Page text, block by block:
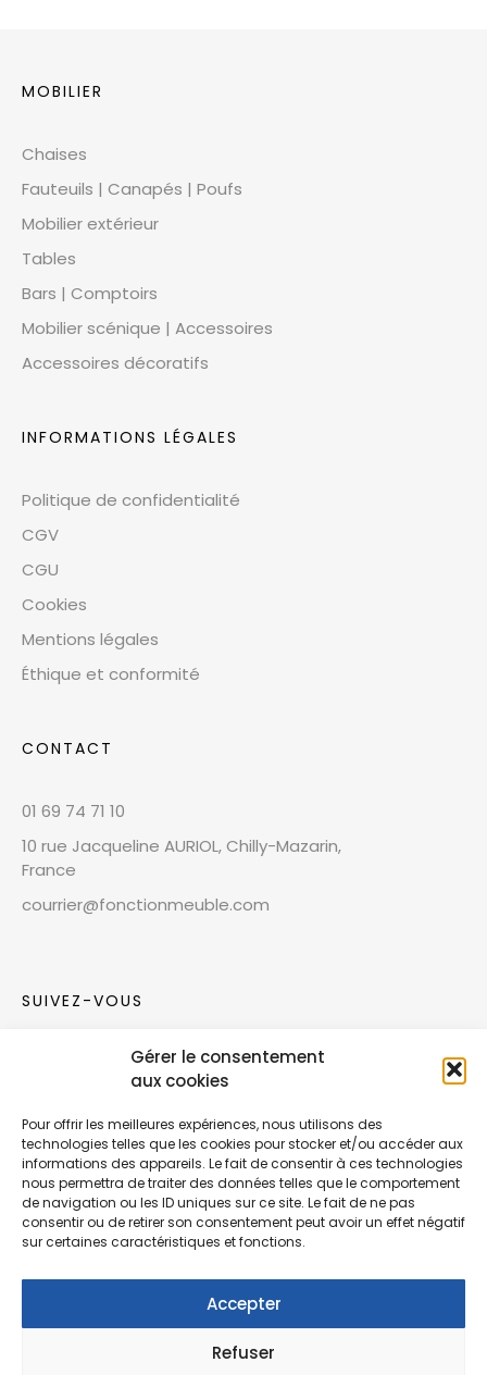
Gérer le consentement
aux cookies
Pour offrir les meilleures expériences, nous utilisons des
technologies telles que les cookies pour stocker et/ou accéder aux
informations des appareils. Le fait de consentir à ces technologies
nous permettra de traiter des données telles que le comportement
de navigation ou les ID uniques sur ce site. Le fait de ne pas
consentir ou de retirer son consentement peut avoir un effet négatif
sur certaines caractéristiques et fonctions.
Accepter
Refuser
MOBILIER
Chaises
Fauteuils | Canapés | Poufs
Mobilier extérieur
Tables
Bars | Comptoirs
Mobilier scénique | Accessoires
Accessoires décoratifs
INFORMATIONS LÉGALES
Politique de confidentialité
CGV
CGU
Cookies
Mentions légales
Éthique et conformité
CONTACT
01 69 74 71 10
10 rue Jacqueline AURIOL, Chilly-Mazarin,
France
courrier@fonctionmeuble.com
SUIVEZ-VOUS
Rejoignez notre communauté sur les réseaux
Nouvelles collections, vie de l’équipe ou
inspirations : soyez informés de nos dernières
actualités.
© Copyright Fonction Meuble